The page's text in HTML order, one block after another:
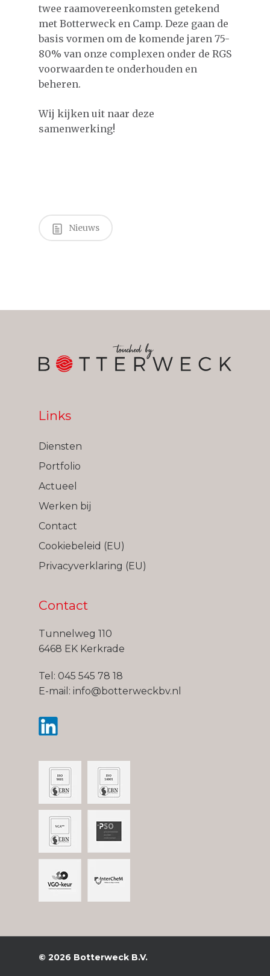
twee raamovereenkomsten getekend
met Botterweck en Camp. Deze gaan de
basis vormen om de komende jaren 75-
80% van onze complexen onder de RGS
voorwaarden te onderhouden en
beheren.
Wij kijken uit naar deze
samenwerking!
Nieuws
Links
Diensten
Portfolio
Actueel
Werken bij
Contact
Cookiebeleid (EU)
Privacyverklaring (EU)
Contact
Tunnelweg 110
6468 EK Kerkrade
Tel: 045 545 78 18
E-mail: info@botterweckbv.nl
© 2026 Botterweck B.V.